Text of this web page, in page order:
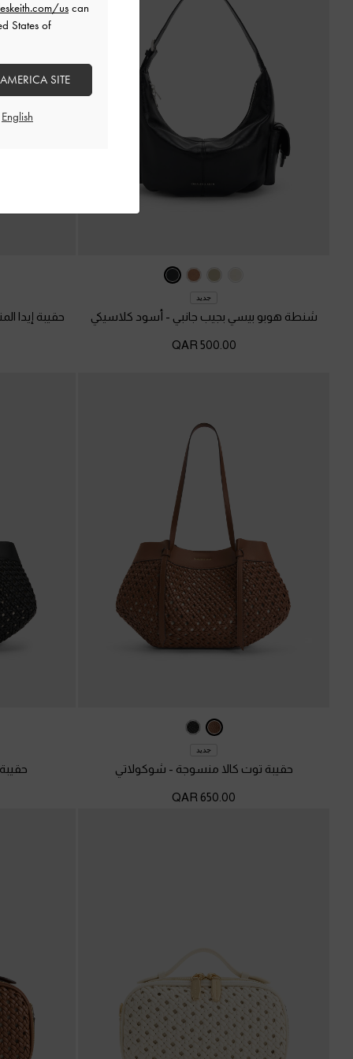
جديد
شنطة هوبو بيسي بجيب جانبي - أسود كلاسيكي
500.00 QAR
حقيبة إيدا
جديد
حقيبة توت كالا منسوجة - شوكولاتي
650.00 QAR
us can
States of
SITE